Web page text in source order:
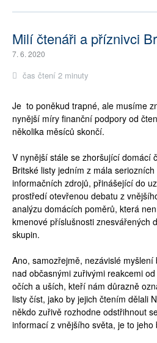
Milí čtenáři a příznivci
7. 6. 2020
čas čtení 2 minuty
Je to poněkud trapné, ale musíme
nynější míry finanční podpory od
několika měsíců skončí.
V nynější stále se zhoršující domácí
Britské listy jedním z mála
informačních zdrojů, přinášející do
prostředí otevřenou debatu z
analýzu domácích poměrů, která
kmenové příslušnosti znesvářených
skupin.
Ano, samozřejmě, nezávislé
nad občasnými zuřivými reakcemi
očích a uších, kteří nám důrazně
listy číst, jako by jejich čtením dělali
někdo zuřivě rozhodne odstřihnout
informací z vnějšího světa, je to jeho